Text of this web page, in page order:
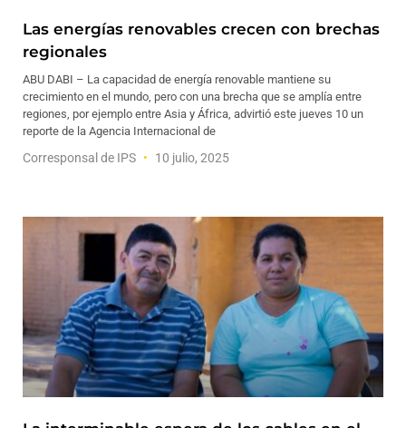
Las energías renovables crecen con brechas
regionales
ABU DABI – La capacidad de energía renovable mantiene su
crecimiento en el mundo, pero con una brecha que se amplía entre
regiones, por ejemplo entre Asia y África, advirtió este jueves 10 un
reporte de la Agencia Internacional de
Corresponsal de IPS 10 julio, 2025